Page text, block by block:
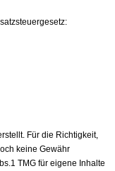
Für die Richtigkeit,
keine Gewähr
TMG für eigene Inhalte